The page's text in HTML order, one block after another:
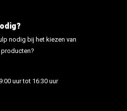
nodig bij het kiezen van
uur tot 16:30 uur